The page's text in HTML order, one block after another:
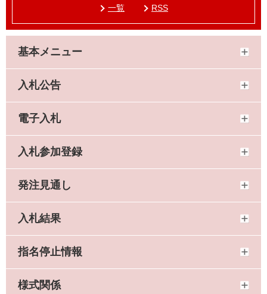
一覧 RSS
基本メニュー
入札公告
電子入札
入札参加登録
発注見通し
入札結果
指名停止情報
様式関係